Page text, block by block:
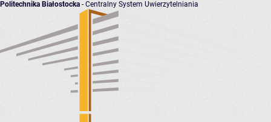
Politechnika Białostocka - Centralny System Uwierzytelniania